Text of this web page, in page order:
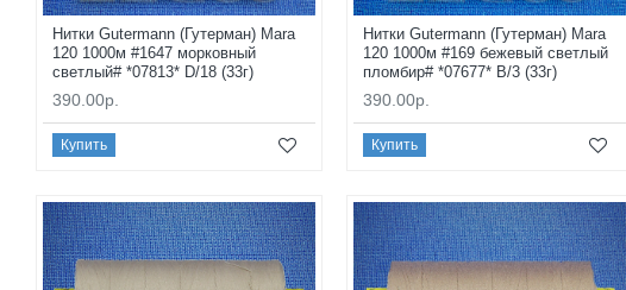
Нитки Gutermann (Гутерман) Mara
120 1000м #1647 морковный
светлый# *07813* D/18 (33г)
390.00р.
Купить
Нитки Gutermann (Гутерман) Mara
120 1000м #169 бежевый светлый
пломбир# *07677* B/3 (33г)
390.00р.
Купить